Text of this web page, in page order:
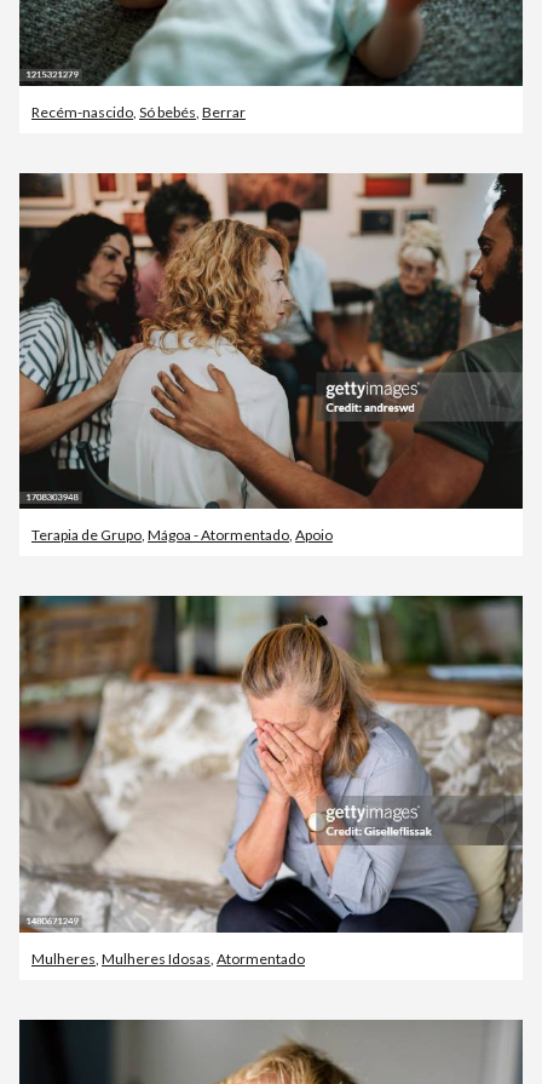
Recém-nascido Só bebés Berrar
Terapia de Grupo, Mágoa - Atormentado, Apoio
Mulheres Mulheres Idosas Atormentado